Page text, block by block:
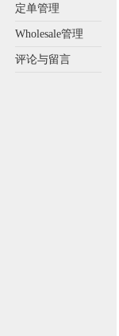
定单管理
Wholesale管理
评论与留言